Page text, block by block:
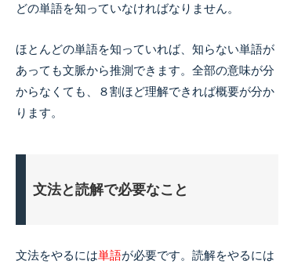
どの単語を知っていなければなりません。
ほとんどの単語を知っていれば、知らない単語が
あっても文脈から推測できます。全部の意味が分
からなくても、８割ほど理解できれば概要が分か
ります。
文法と読解で必要なこと
文法をやるには単語が必要です。読解をやるには